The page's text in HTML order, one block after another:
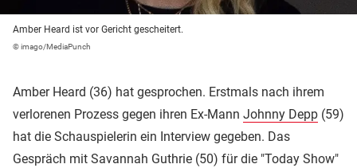
Amber Heard ist vor Gericht gescheitert.
© imago/MediaPunch
Amber Heard (36) hat gesprochen. Erstmals nach ihrem
verlorenen Prozess gegen ihren Ex-Mann Johnny Depp (59)
hat die Schauspielerin ein Interview gegeben. Das
Gespräch mit Savannah Guthrie (50) für die "Today Show"